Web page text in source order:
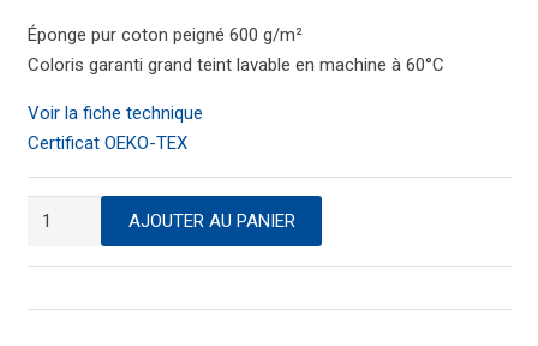
Éponge pur coton peigné 600 g/m²
Coloris garanti grand teint lavable en machine à 60°C
Voir la fiche technique
Certificat OEKO-TEX
quantité
Serviette
AJOUTER AU PANIER